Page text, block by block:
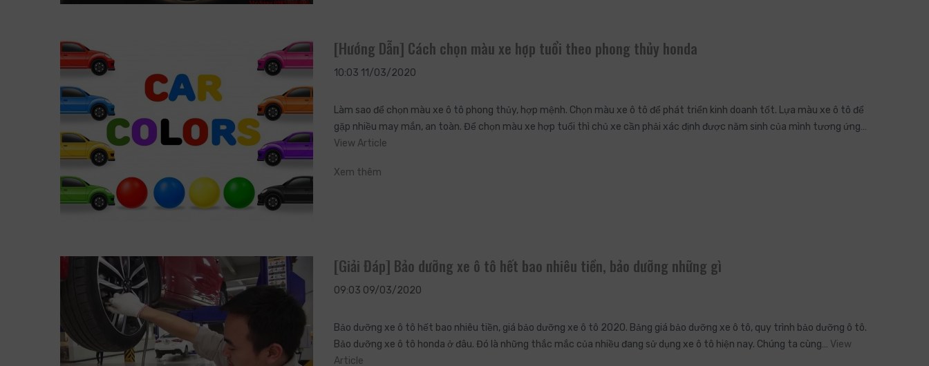
[Hướng Dẫn] Cách chọn màu xe hợp tuổi theo phong thủy honda
10:03 11/03/2020
Làm sao để chọn màu xe ô tô phong thủy, hợp mệnh. Chọn màu xe ô tô để phát triển kinh doanh tốt. Lựa màu xe ô tô để
gặp nhiều may mắn, an toàn. Để chọn màu xe hợp tuổi thì chủ xe cần phải xác định được năm sinh của mình tương ứng…
View Article
Xem thêm
[Giải Đáp] Bảo dưỡng xe ô tô hết bao nhiêu tiền, bảo dưỡng những gì
09:03 09/03/2020
Bảo dưỡng xe ô tô hết bao nhiêu tiền, giá bảo dưỡng xe ô tô 2020. Bảng giá bảo dưỡng xe ô tô, quy trình bảo dưỡng ô tô.
Bảo dưỡng xe ô tô honda ở đâu. Đó là những thắc mắc của nhiều đang sử dụng xe ô tô hiện nay. Chúng ta cùng… View
Article